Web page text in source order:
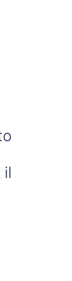
il